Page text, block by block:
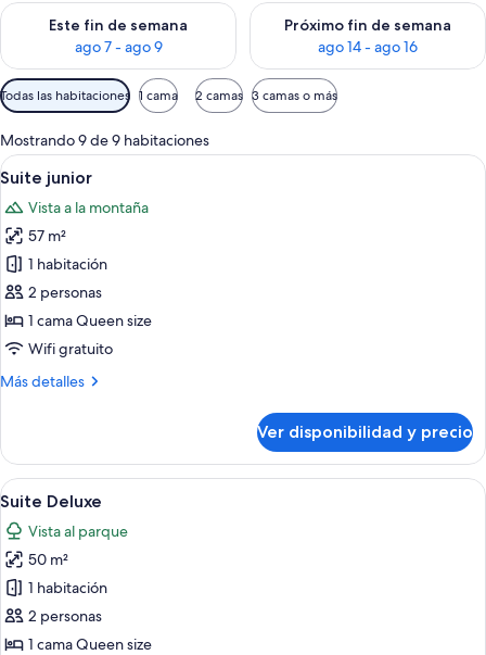
Este fin de semana
ago 7 - ago 9
Consulta la disponibilidad para este fin de semana ago 7 -
Próximo fin de semana
ago 14 - ago 16
Consulta la disponibilidad
Filtros
disponibles
para
las
habitaciones
Todas las habitaciones 1 cama 2 camas 3 camas o más
Mostrando 9 de 9 habitaciones
Ver
todas
las
fotos
de
Suite
junior
Caja de seguridad en la habitación,
4
Suite junior
Vista a la montaña
57 m²
1 habitación
2 personas
1 cama Queen size
Wifi gratuito
Más detalles
Más
junior
Ver disponibilidad y precio
Ver
todas
las
fotos
de
Suite
Deluxe
Caja de seguridad en la habitación,
6
Suite Deluxe
Vista al parque
50 m²
1 habitación
2 personas
1 cama Queen size